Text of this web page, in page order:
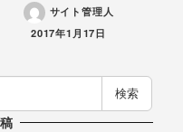
サイト管理人
投稿日
2017年1月17日
検索